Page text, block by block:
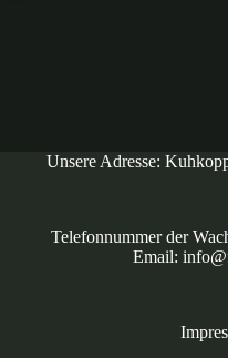
Unsere Adresse:
Telefonnummer der
Email: